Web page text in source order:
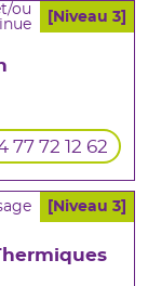
ou
[Niveau 3]
77 72 12 62
[Niveau 3]